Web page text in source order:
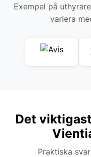
Exempel på
variera
Det
Praktiska